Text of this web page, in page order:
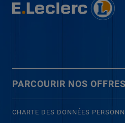
PARCOURIR NOS OFFRES
CHARTE DES DONNÉES